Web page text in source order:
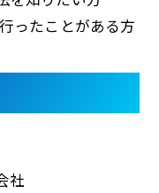
ったことがある方
社